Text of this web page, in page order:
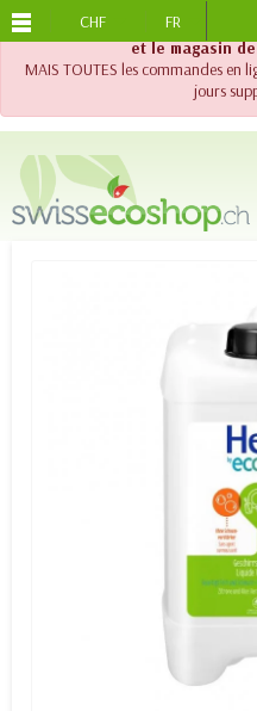
!! Important !! Jusqu'au 20
et le magasin
MAIS TOUTES les commandes en
jours
CHF FR